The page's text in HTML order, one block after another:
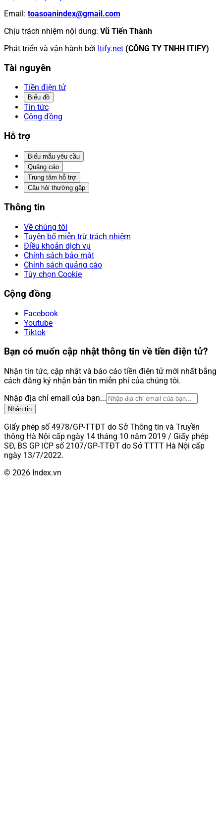
Email: toasoanindex@gmail.com
Chịu trách nhiệm nội dung: Vũ Tiến Thành
Phát triển và vận hành bởi Itify.net (CÔNG TY TNHH ITIFY)
Tài nguyên
Tiền điện tử
Biểu đồ
Tin tức
Cộng đồng
Hỗ trợ
Biểu mẫu yêu cầu
Quảng cáo
Trung tâm hỗ trợ
Câu hỏi thường gặp
Thông tin
Về chúng tôi
Tuyên bố miễn trừ trách nhiệm
Điều khoản dịch vụ
Chính sách bảo mật
Chính sách quảng cáo
Tùy chọn Cookie
Cộng đồng
Facebook
Youtube
Tiktok
Bạn có muốn cập nhật thông tin về tiền điện tử?
Nhận tin tức, cập nhật và báo cáo tiền điện tử mới nhất bằng
cách đăng ký nhận bản tin miễn phí của chúng tôi.
Nhập địa chỉ email của bạn...
Nhận tin
Giấy phép số 4978/GP-TTĐT do Sở Thông tin và Truyền
thông Hà Nội cấp ngày 14 tháng 10 năm 2019 / Giấy phép
SĐ, BS GP ICP số 2107/GP-TTĐT do Sở TTTT Hà Nội cấp
ngày 13/7/2022.
© 2026 Index.vn